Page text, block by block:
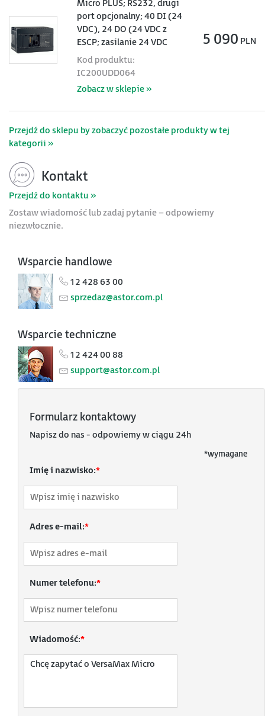
Micro PLUS; RS232, drugi
port opcjonalny; 40 DI (24
VDC), 24 DO (24 VDC z
ESCP; zasilanie 24 VDC
Kod produktu:
IC200UDD064
Zobacz w sklepie »
5 090 PLN
Przejdź do sklepu by zobaczyć pozostałe produkty w tej
kategorii »
Kontakt
Przejdź do kontaktu »
Zostaw wiadomość lub zadaj pytanie – odpowiemy
niezwłocznie.
Wsparcie handlowe
12 428 63 00
sprzedaz@astor.com.pl
Wsparcie techniczne
12 424 00 88
support@astor.com.pl
Formularz kontaktowy
Napisz do nas - odpowiemy w ciągu 24h
*wymagane
Imię i nazwisko:*
Adres e-mail:*
Numer telefonu:*
Wiadomość:*